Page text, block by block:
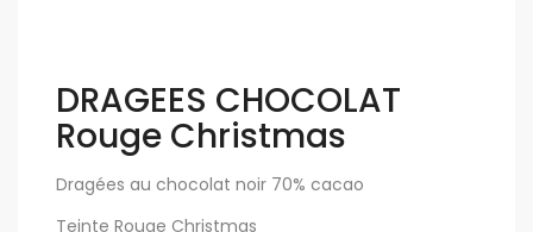
DRAGEES CHOCOLAT
Rouge Christmas
Dragées au chocolat noir 70% cacao
Teinte Rouge Christmas